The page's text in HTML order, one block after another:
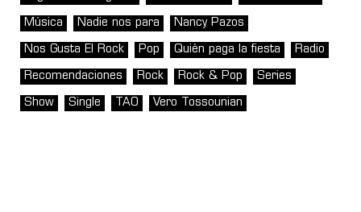
Música Nadie nos para Nancy Pazos
Nos Gusta El Rock Pop Quién paga la fiesta Radio
Recomendaciones Rock Rock & Pop Series
Show Single TAO Vero Tossounian